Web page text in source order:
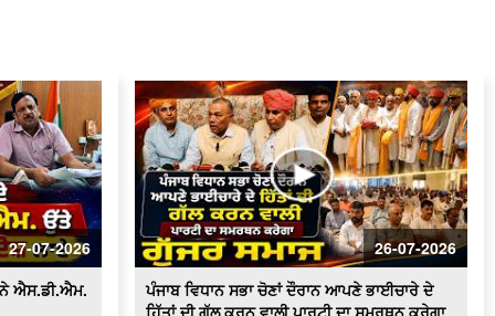
ਸ਼ਾਮਿਲ
ਬੀਕੇਯੂ ਏਕਤਾ ਸਿੱਧੂਪੁਰ ਵਲੋਂ ਕਾਲਾਝਾੜ ਟੋਲ
ਪਲਾਜ਼ਾ ਕੀਤਾ ਗਿਆ ਮੁਫ਼ਤ
ਟੋਲ ਮੁਕਤ ਕਰਾਕੇ ਕਿਸਾਨਾਂ ਵਲੋਂ ਭਾਗੂ ਮਾਜਰਾ ਤੇ
ਬਜਹੇੜੀ ਟੋਲ ਪਲਾਜ਼ੇ 'ਤੇ ਧਰਨਾ
ਆਰ.ਟੀ.ਓ. ਦਫ਼ਤਰ ਫ਼ਿਰੋਜ਼ਪੁਰ ਚ ਪਿਛਲੇ 2
27-07-2026
ਐਸ.ਡੀ.ਐਮ.
26-07-2026
ਪੰਜਾਬ ਵਿਧਾਨ ਸਭਾ ਚੋਣਾਂ ਦੌਰਾਨ ਆਪਣੇ ਭਾਈਚਾਰੇ ਦੇ